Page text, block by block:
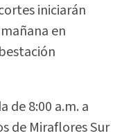
iniciarán
en
de 8:00 a.m. a
de Miraflores Sur